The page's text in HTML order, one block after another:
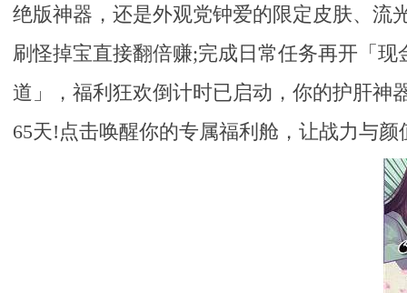
绝版神器，还是外观党钟爱的限定皮肤、流
刷怪掉宝直接翻倍赚;完成日常任务再开「
道」，福利狂欢倒计时已启动，你的护肝神
65天!点击唤醒你的专属福利舱，让战力与